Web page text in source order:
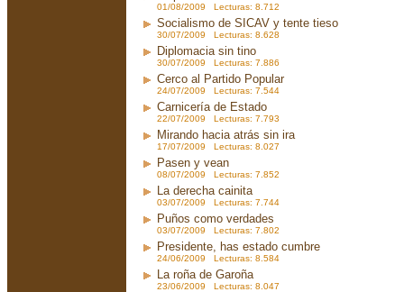
01/08/2009 Lecturas: 8.712
Socialismo de SICAV y tente tieso
30/07/2009 Lecturas: 8.628
Diplomacia sin tino
30/07/2009 Lecturas: 7.886
Cerco al Partido Popular
24/07/2009 Lecturas: 7.544
Carnicería de Estado
22/07/2009 Lecturas: 7.793
Mirando hacia atrás sin ira
17/07/2009 Lecturas: 8.027
Pasen y vean
08/07/2009 Lecturas: 7.852
La derecha cainita
03/07/2009 Lecturas: 7.744
Puños como verdades
03/07/2009 Lecturas: 7.802
Presidente, has estado cumbre
24/06/2009 Lecturas: 8.584
La roña de Garoña
23/06/2009 Lecturas: 8.047